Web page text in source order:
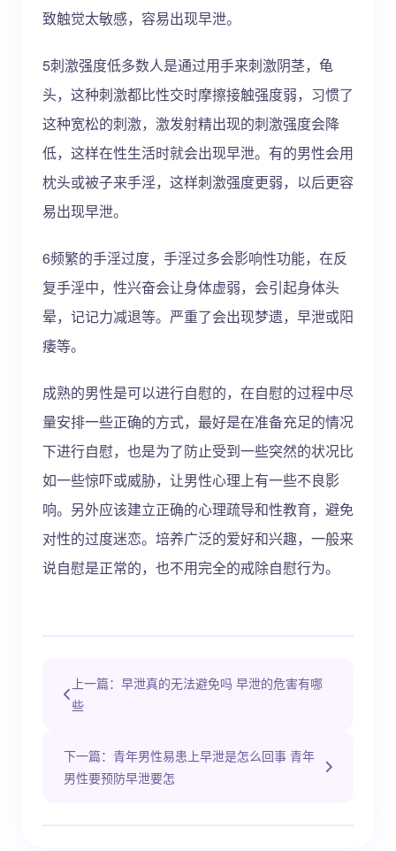
致触觉太敏感，容易出现早泄。
5刺激强度低多数人是通过用手来刺激阴茎，龟
头，这种刺激都比性交时摩擦接触强度弱，习惯了
这种宽松的刺激，激发射精出现的刺激强度会降
低，这样在性生活时就会出现早泄。有的男性会用
枕头或被子来手淫，这样刺激强度更弱，以后更容
易出现早泄。
6频繁的手淫过度，手淫过多会影响性功能，在反
复手淫中，性兴奋会让身体虚弱，会引起身体头
晕，记记力减退等。严重了会出现梦遗，早泄或阳
痿等。
成熟的男性是可以进行自慰的，在自慰的过程中尽
量安排一些正确的方式，最好是在准备充足的情况
下进行自慰，也是为了防止受到一些突然的状况比
如一些惊吓或威胁，让男性心理上有一些不良影
响。另外应该建立正确的心理疏导和性教育，避免
对性的过度迷恋。培养广泛的爱好和兴趣，一般来
说自慰是正常的，也不用完全的戒除自慰行为。
上一篇：早泄真的无法避免吗 早泄的危害有哪
些
下一篇：青年男性易患上早泄是怎么回事 青年
男性要预防早泄要怎